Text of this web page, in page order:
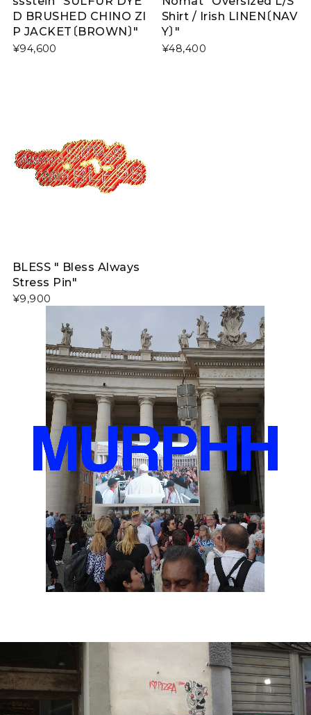
D BRUSHED CHINO ZI
P JACKET〔BROWN〕"
¥94,600
Shirt / Irish LINEN〔NAV
Y〕"
¥48,400
BLESS " Bless Always
Stress Pin"
¥9,900